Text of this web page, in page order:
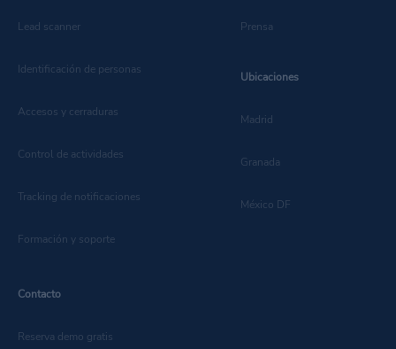
Lead scanner
Identificación de personas
Accesos y cerraduras
Control de actividades
Tracking de notificaciones
Formación y soporte
Prensa
Ubicaciones
Madrid
Granada
México DF
Contacto
Reserva demo gratis